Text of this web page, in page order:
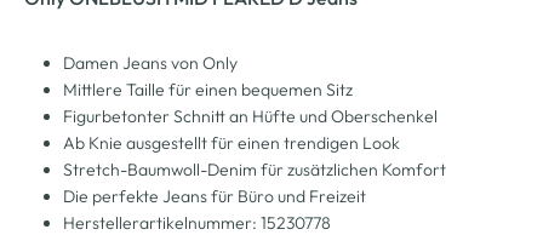
Damen Jeans von Only
Mittlere Taille für einen bequemen Sitz
Figurbetonter Schnitt an Hüfte und Oberschenkel
Ab Knie ausgestellt für einen trendigen Look
Stretch-Baumwoll-Denim für zusätzlichen Komfort
Die perfekte Jeans für Büro und Freizeit
Herstellerartikelnummer: 15230778